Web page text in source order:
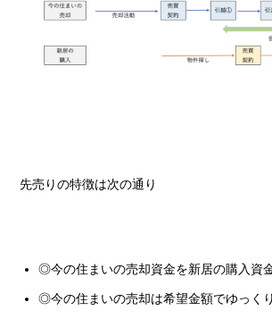
先売りの特徴は次の通り
◎今の住まいの売却資金を新居の購入資
◎今の住まいの売却は希望金額でゆっく